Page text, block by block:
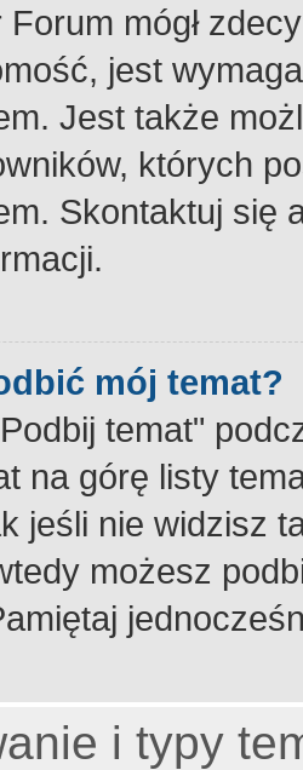
mógł
jest
Jest także
których
Skontaktuj się
mój temat?
temat"
na górę listy
jeśli nie widzisz
możesz
i typy